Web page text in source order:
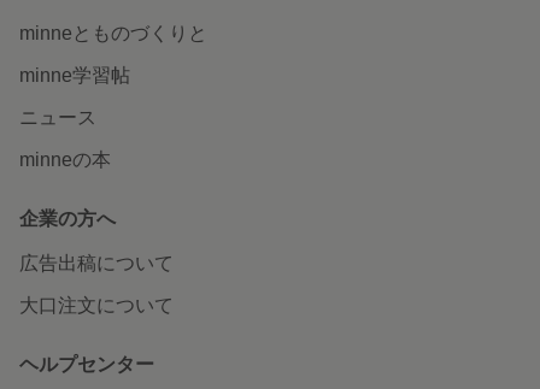
minneとものづくりと
minne学習帖
ニュース
minneの本
企業の方へ
広告出稿について
大口注文について
ヘルプセンター